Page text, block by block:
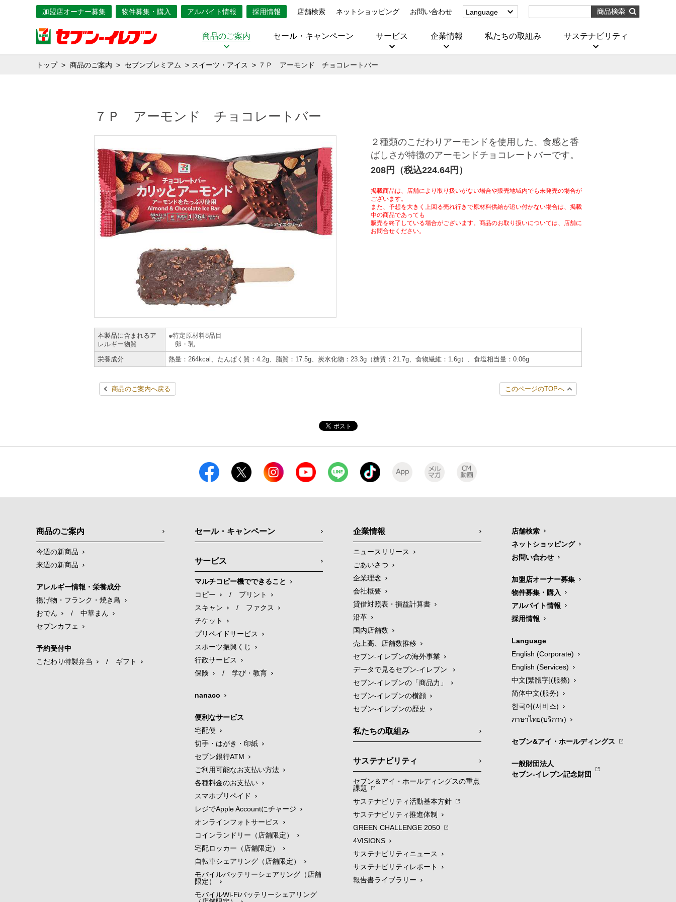
加盟店オーナー募集 物件募集・購入 アルバイト情報 採用情報 店舗検索 ネットショッピング お問い合わせ
Language
(Corporate)
商品のご案内 セール・キャンペーン サービス 企業情報 私たちの取組み サステナビリティ
トップ 商品のご案内 セブンプレミアム スイーツ・アイス ７Ｐ アーモンド チョコレートバー
７Ｐ アーモンド チョコレートバー
２種類のこだわりアーモンドを使用した、食感と香
ばしさが特徴のアーモンドチョコレートバーです。
208円（税込224.64円）
掲載商品は、店舗により取り扱いがない場合や販売地域内でも未発売の場合が
ございます。
また、予想を大きく上回る売れ行きで原材料供給が追い付かない場合は、掲載
中の商品であっても
販売を終了している場合がございます。商品のお取り扱いについては、店舗に
お問合せください。
本製品に含まれるア
レルギー物質
特定原材料8品目
卵・乳
栄養成分
熱量：264kcal、たんぱく質：4.2g、脂質：17.5g、炭水化物：23.3g（糖質：21.7g、食物繊維：1.6g）、食塩相当量：0.06g
商品のご案内へ戻る このページのTOPへ
商品のご案内
今週の新商品
来週の新商品
アレルギー情報・栄養成分
揚げ物・フランク・焼き鳥
おでん
/
中華まん
セブンカフェ
予約受付中
こだわり特製弁当
/ ギフト
セール・キャンペーン
サービス
マルチコピー機でできること
コピー
/
プリント
スキャン
/
ファクス
チケット
プリペイドサービス
スポーツ振興くじ
行政サービス
保険
/ 学び・教育
nanaco
便利なサービス
宅配便
切手・はがき・印紙
セブン銀行ATM
ご利用可能なお支払い方法
各種料金のお支払い
スマホプリペイド
レジでApple Accountにチャージ
オンラインフォトサービス
コインランドリー（店舗限定）
宅配ロッカー（店舗限定）
自転車シェアリング（店舗限定）
モバイルバッテリーシェアリング（店舗
限定）
モバイルWi-Fiバッテリーシェアリング
企業情報
ニュースリリース
ごあいさつ
企業理念
会社概要
貸借対照表・損益計算書
沿革
国内店舗数
売上高、店舗数推移
セブン‐イレブンの海外事業
データで見るセブン‐イレブン
セブン‐イレブンの「商品力」
セブン-イレブンの横顔
セブン-イレブンの歴史
私たちの取組み
サステナビリティ
セブン＆アイ・ホールディングスの重点
課題
サステナビリティ活動基本方針
サステナビリティ推進体制
GREEN CHALLENGE 2050
4VISIONS
サステナビリティニュース
サステナビリティレポート
報告書ライブラリー
店舗検索
ネットショッピング
お問い合わせ
加盟店オーナー募集
物件募集・購入
アルバイト情報
採用情報
Language
English (Corporate)
English (Services)
中文[繁體字](服務)
简体中文(服务)
한국어(서비스)
ภาษาไทย(บริการ)
セブン&アイ・ホールディングス
一般財団法人
セブン-イレブン記念財団